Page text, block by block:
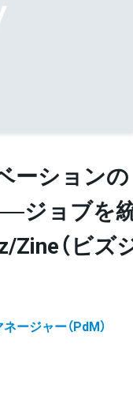
ーションの
ジョブを
（ビズ
ージャー（PdM）